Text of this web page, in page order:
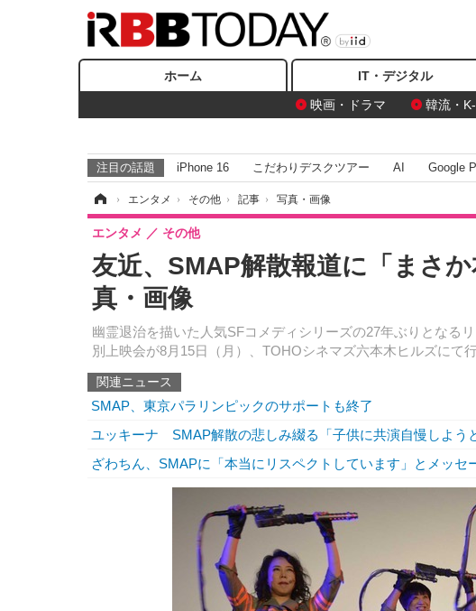
ホーム IT・デジタル
映画・ドラマ
韓流・
注目の話題 iPhone 16 こだわりデスクツアー AI Google
› エンタメ › その他 › 記事 › 写真・画像
友近、SMAP解散報道に「まさ
真・画像
幽霊退治を描いた人気SFコメディシリーズの27年ぶりとなる
別上映会が8月15日（月）、TOHOシネマズ六本木ヒルズに
エンタメ その他
関連ニュース
SMAP、東京パラリンピックのサポートも終了
ユッキーナ SMAP解散の悲しみ綴る「子供に共演自慢しよう
ざわちん、SMAPに「本当にリスペクトしています」とメッセ